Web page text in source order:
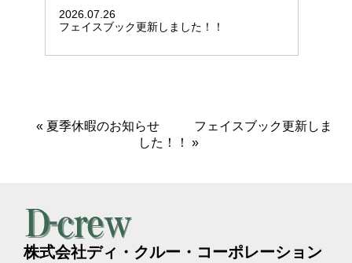
2026.07.26
フェイスブック更新しました！！
« 夏季休暇のお知らせ
フェイスブック更新しま
した！！
»
株式会社ディ・クルー・コーポレーション